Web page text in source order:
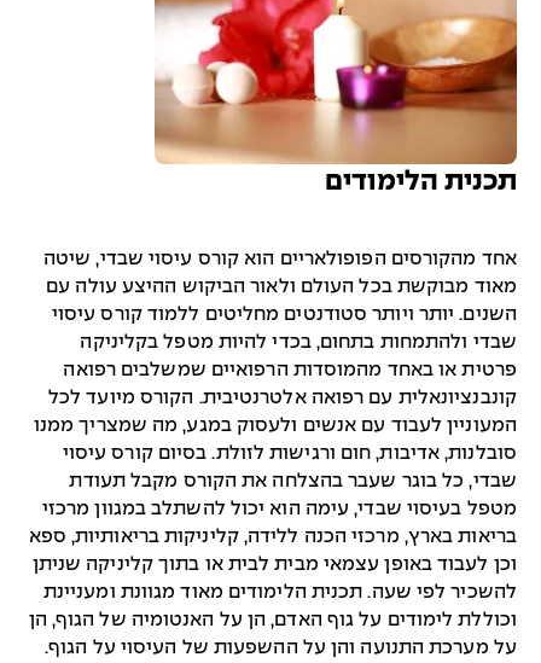
תכנית הלימודים
אחד מהקורסים הפופולאריים הוא קורס עיסוי שבדי, שיטה
מאוד מבוקשת בכל העולם ולאור הביקוש ההיצע עולה עם
השנים. יותר ויותר סטודנטים מחליטים ללמוד קורס עיסוי
שבדי ולהתמחות בתחום, בכדי להיות מטפל בקליניקה
פרטית או באחד מהמוסדות הרפואיים שמשלבים רפואה
קונבנציונאלית עם רפואה אלטרנטיבית. הקורס מיועד לכל
המעוניין לעבוד עם אנשים ולעסוק במגע, מה שמצריך ממנו
סובלנות, אדיבות, חום ורגישות לזולת. בסיום קורס עיסוי
שבדי, כל בוגר שעבר בהצלחה את הקורס מקבל תעודת
מטפל בעיסוי שבדי, עימה הוא יכול להשתלב במגוון מרכזי
בריאות בארץ, מרכזי הכנה ללידה, קליניקות בריאותיות, ספא
וכן לעבוד באופן עצמאי מבית לבית או בתוך קליניקה שניתן
להשכיר לפי שעה. תכנית הלימודים מאוד מגוונת ומעניינת
וכוללת לימודים על גוף האדם, הן על האנטומיה של הגוף, הן
על מערכת התנועה והן על ההשפעות של העיסוי על הגוף.